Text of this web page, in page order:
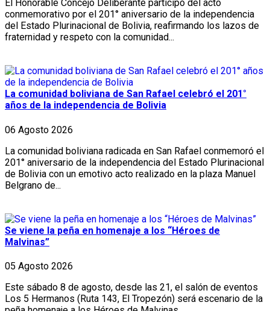
El Honorable Concejo Deliberante participó del acto
conmemorativo por el 201° aniversario de la independencia
del Estado Plurinacional de Bolivia, reafirmando los lazos de
fraternidad y respeto con la comunidad...
La comunidad boliviana de San Rafael celebró el 201°
años de la independencia de Bolivia
06 Agosto 2026
La comunidad boliviana radicada en San Rafael conmemoró el
201° aniversario de la independencia del Estado Plurinacional
de Bolivia con un emotivo acto realizado en la plaza Manuel
Belgrano de...
Se viene la peña en homenaje a los “Héroes de
Malvinas”
05 Agosto 2026
Este sábado 8 de agosto, desde las 21, el salón de eventos
Los 5 Hermanos (Ruta 143, El Tropezón) será escenario de la